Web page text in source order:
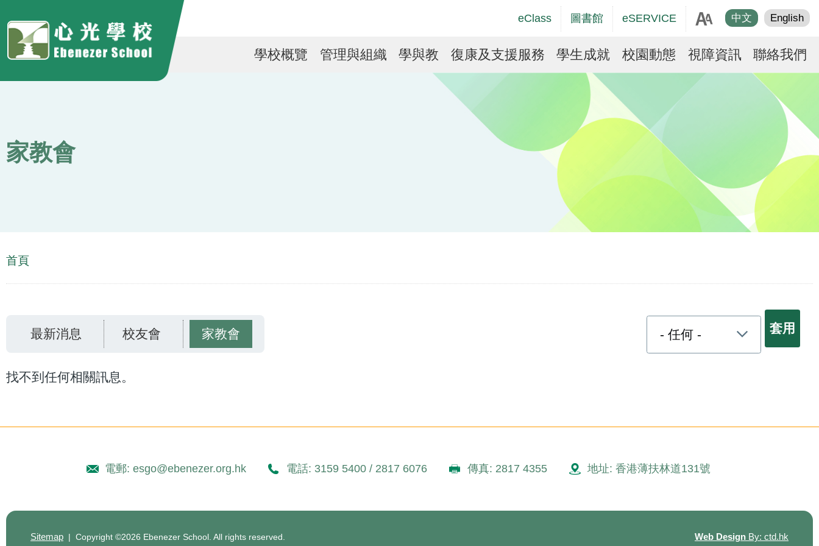
Social
Language
switcher
中文 English
eClass 圖書館 eSERVICE
Main
學校概覽 管理與組織 學與教 復康及支援服務 學生成就 校園動態 視障資訊 聯絡我們
家教會
航
連
首頁
最新消息 校友會 家教會
找不到任何相關訊息。
電郵: esgo@ebenezer.org.hk 電話: 3159 5400 / 2817 6076 傳真: 2817 4355 地址: 香港薄扶林道131號
Sitemap | Copyright ©2026 Ebenezer School. All rights reserved. Web Design By: ctd.hk